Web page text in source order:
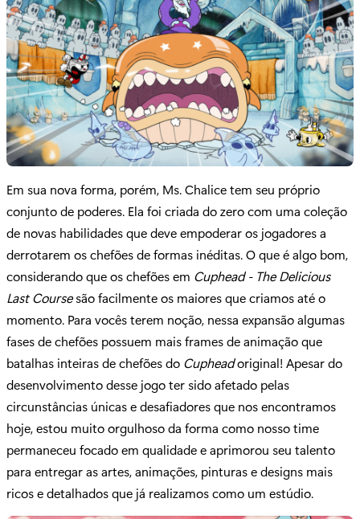
Em sua nova forma, porém, Ms. Chalice tem seu próprio
conjunto de poderes. Ela foi criada do zero com uma coleção
de novas habilidades que deve empoderar os jogadores a
derrotarem os chefões de formas inéditas. O que é algo bom,
considerando que os chefões em Cuphead - The Delicious
Last Coursesão facilmente os maiores que criamos até o
momento. Para vocês terem noção, nessa expansão algumas
fases de chefões possuem mais frames de animação que
batalhas inteiras de chefões do Cupheadoriginal! Apesar do
desenvolvimento desse jogo ter sido afetado pelas
circunstâncias únicas e desafiadores que nos encontramos
hoje, estou muito orgulhoso da forma como nosso time
permaneceu focado em qualidade e aprimorou seu talento
para entregar as artes, animações, pinturas e designs mais
ricos e detalhados que já realizamos como um estúdio.